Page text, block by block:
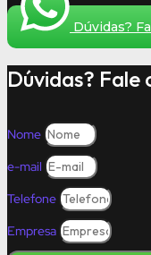
Dúvidas?
Dúvidas? Fale
Nome
e-mail
Telefone
Empresa